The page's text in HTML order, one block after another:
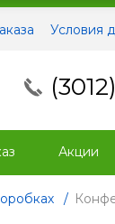
Условия
Акции
/